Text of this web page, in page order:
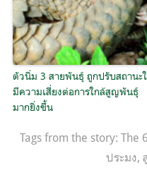
ตัวนิ่ม 3 สายพันธุ์ ถูกปรับสถานะ
มีความเสี่ยงต่อการใกล้สูญพันธุ์
มากยิ่งขึ้น
Tags from the story: The
ประมง,